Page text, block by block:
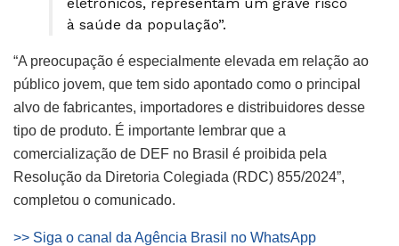
à saúde da população”.
“A preocupação é especialmente elevada em relação ao
público jovem, que tem sido apontado como o principal
alvo de fabricantes, importadores e distribuidores desse
tipo de produto. É importante lembrar que a
comercialização de DEF no Brasil é proibida pela
Resolução da Diretoria Colegiada (RDC) 855/2024”,
completou o comunicado.
>> Siga o canal da Agência Brasil no WhatsApp